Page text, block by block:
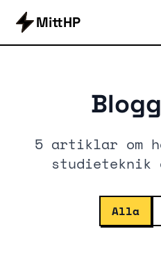
MittHP
5 artiklar om
studieteknik
Alla